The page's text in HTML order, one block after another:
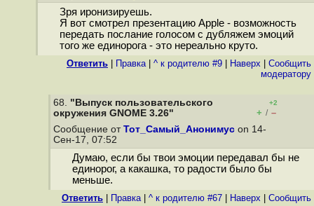
Зря иронизируешь.
Я вот смотрел презентацию Apple - возможность
передать послание голосом с дубляжем эмоций
того же единорога - это нереально круто.
Ответить Правка| ^ к родителю #9 Наверх
Cообщить
модератору
68. "Выпуск пользовательского
окружения GNOME 3.26"
+2
+ / –
Сообщение от Тот_Самый_Анонимус on 14-
Сен-17, 07:52
Думаю, если бы твои эмоции передавал бы не
единорог, а какaшка, то радости было бы
меньше.
Ответить Правка| ^ к родителю #67 Наверх
Cообщить